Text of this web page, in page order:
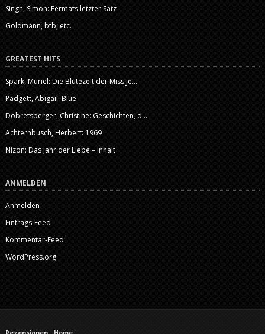
Singh, Simon: Fermats letzter Satz
Goldmann, btb, etc.
GREATEST HITS
Spark, Muriel: Die Blütezeit der Miss Je...
Padgett, Abigail: Blue
Dobretsberger, Christine: Geschichten, d...
Achternbusch, Herbert: 1969
Nizon: Das Jahr der Liebe – Inhalt
ANMELDEN
Anmelden
Eintrags-Feed
Kommentar-Feed
WordPress.org